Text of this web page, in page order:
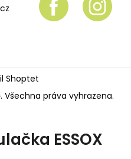
Shoptet
. Všechna práva vyhrazena.
ESSOX